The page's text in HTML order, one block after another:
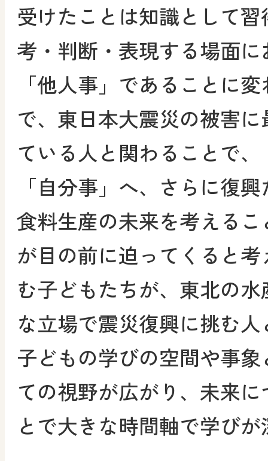
受けたことは知識として
考・判断・表現する場面
「他人事」であることに
で、東日本大震災の被害
ている人と関わることで
「自分事」へ、さらに復
食料生産の未来を考える
が目の前に迫ってくると
む子どもたちが、東北の
な立場で震災復興に挑む
子どもの学びの空間や事
ての視野が広がり、未来
とで大きな時間軸で学び